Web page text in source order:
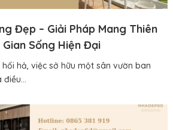
Đẹp – Giải Pháp Mang Thiên
Sống Hiện Đại
hả, việc sở hữu một sân vườn ban